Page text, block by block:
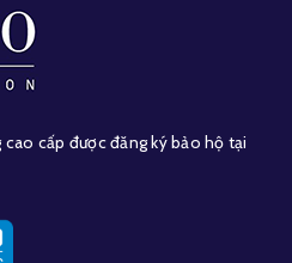
cấp được đăng ký bảo hộ tại